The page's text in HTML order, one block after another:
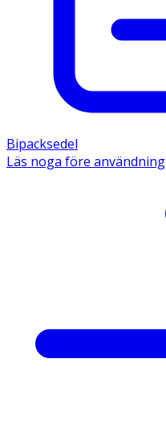
Bipacksedel
Läs noga före användning